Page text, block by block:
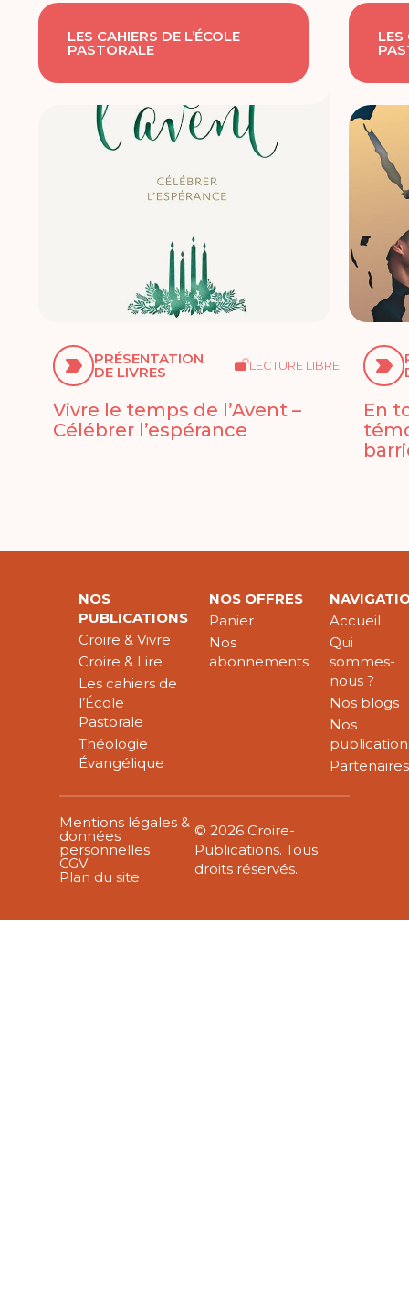
LES CAHIERS DE L’ÉCOLE
PASTORALE
PRÉSENTATION
DE LIVRES LECTURE LIBRE
Vivre le temps de l’Avent –
Célébrer l’espérance
LES
En
NOS
PUBLICATIONS
Croire & Vivre
Croire & Lire
Les cahiers de
l’École
Pastorale
Théologie
Évangélique
NOS OFFRES
Panier
Nos
abonnements
Accueil
Qui
sommes-
nous ?
Nos blogs
Nos
Partenaires
Mentions légales &
données
personnelles
CGV
Plan du site
© 2026 Croire-
Publications. Tous
droits réservés.